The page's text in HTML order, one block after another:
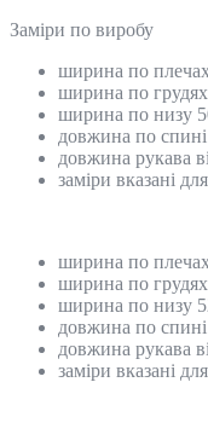
Замiри по виробу
ширина по
ширина по
ширина по низу
довжина по
довжина рукава
заміри вказані
ширина по
ширина по
ширина по низу
довжина по
довжина рукава
заміри вказані